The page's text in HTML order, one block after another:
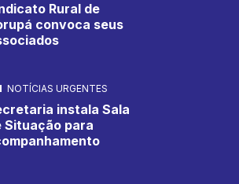
Rural de
convoca seus
NOTÍCIAS URGENTES
instala Sala
Situação para